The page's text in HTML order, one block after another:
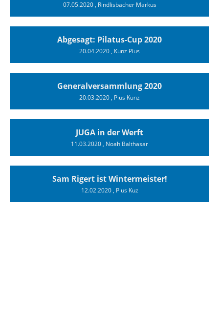
07.05.2020, Rindlisbacher Markus
Abgesagt: Pilatus-Cup 2020
20.04.2020, Kunz Pius
Generalversammlung 2020
20.03.2020, Pius Kunz
JUGA in der Werft
11.03.2020, Noah Balthasar
Sam Rigert ist Wintermeister!
12.02.2020, Pius Kuz